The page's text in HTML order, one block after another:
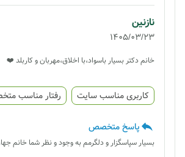
نازنین
1405/03/23
خانم دکتر بسیار باسواد،با اخلاق،مهربان و کاربلد ❤️
کاربری مناسب سایت رفتار مناسب
پاسخ متخصص
بسیار سپاسگزار و دلگرمم به وجود و نظر شما خانم